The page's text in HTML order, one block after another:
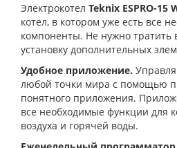
Электрокотел Teknix ESPRO-15
котел, в котором уже есть все
компоненты. Не нужно тратить
установку дополнительных
Удобное приложение.
любой точки мира с помощью
понятного приложения.
все необходимые функции для
воздуха и горячей воды.